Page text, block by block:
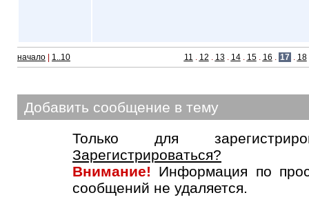
начало 1..10 11 . 12 . 13 . 14 . 15 . 16 . 17 . 18
Добавить сообщение в тему
Только для
Зарегистрироваться?
Внимание! Информация по
сообщений не удаляется.